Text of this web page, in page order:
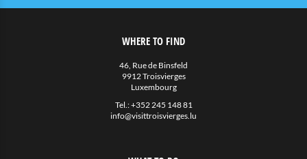
Agenda
WHERE TO FIND
46, Rue de Binsfeld
9912 Troisvierges
Luxembourg
Tel.:+352 245 148 81
info@visittroisvierges.lu